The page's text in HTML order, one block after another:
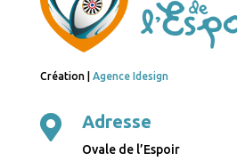
Création | Agence Idesign
 Adresse
Ovale de l’Espoir